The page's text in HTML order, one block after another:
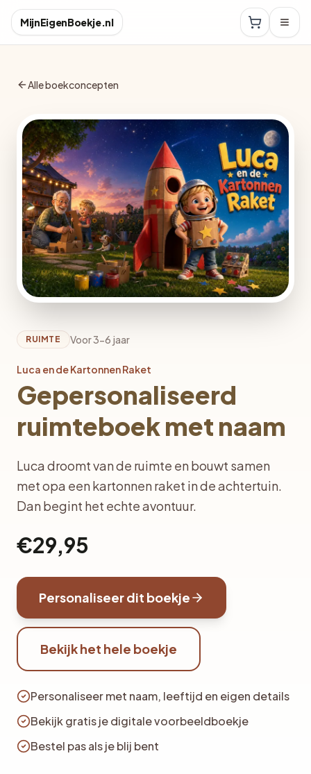
MijnEigenBoekje.nl
Alle boekconcepten
RUIMTE Voor 3-6 jaar
Luca en de Kartonnen Raket
Gepersonaliseerd
ruimteboek met naam
Luca droomt van de ruimte en bouwt samen
met opa een kartonnen raket in de achtertuin.
Dan begint het echte avontuur.
€29,95
Personaliseer dit boekje
Bekijk het hele boekje
Personaliseer met naam, leeftijd en eigen details
Bekijk gratis je digitale voorbeeldboekje
Bestel pas als je blij bent